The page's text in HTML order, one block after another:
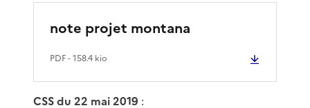
note projet montana
PDF- 158.4 kio
CSS du 22 mai 2019 :